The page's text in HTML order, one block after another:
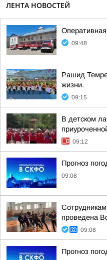
ЛЕНТА НОВОСТЕЙ
Оперативная
09:48
Рашид
жизни.
09:15
В детском
09:12
Прогноз
09:08
проведена
09:08
Прогноз